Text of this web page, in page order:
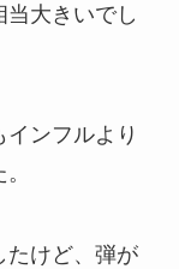
大きいでし
ンフルより
たけど、弾が